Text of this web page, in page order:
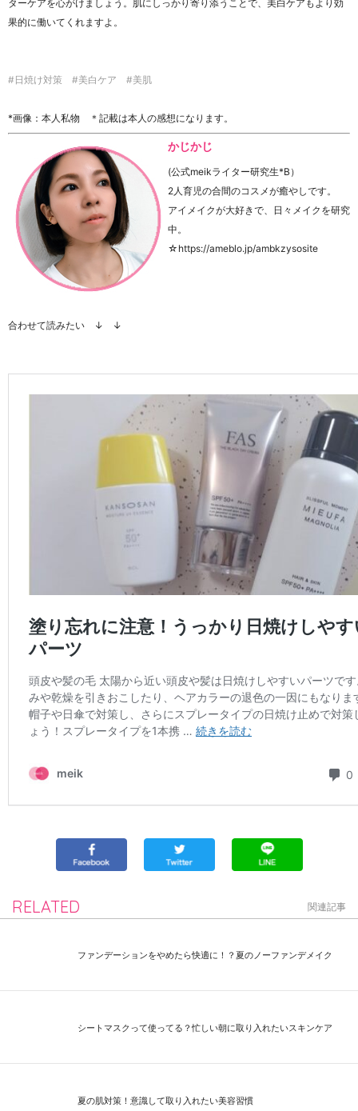
ターケアを心がけましょう。肌にしっかり寄り添うことで、美白ケアもより効
果的に働いてくれますよ。
#日焼け対策 #美白ケア #美肌
*画像：本人私物 ＊記載は本人の感想になります。
かじかじ
(公式meikライター研究生*B）
2人育児の合間のコスメが癒やしです。
アイメイクが大好きで、日々メイクを研究
中。
☆https://ameblo.jp/ambkzysosite
合わせて読みたい ↓ ↓
RELATED 関連記事
ファンデーションをやめたら快適に！？夏のノーファンデメイク
シートマスクって使ってる？忙しい朝に取り入れたいスキンケア
夏の肌対策！意識して取り入れたい美容習慣